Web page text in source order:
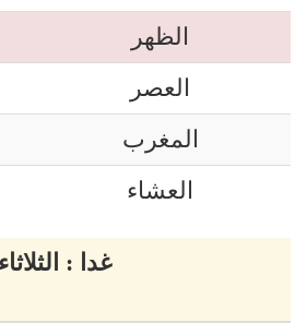
الظهر
العصر
المغرب
العشاء
غدا : الثلاثاء 11 أوت 2026 م